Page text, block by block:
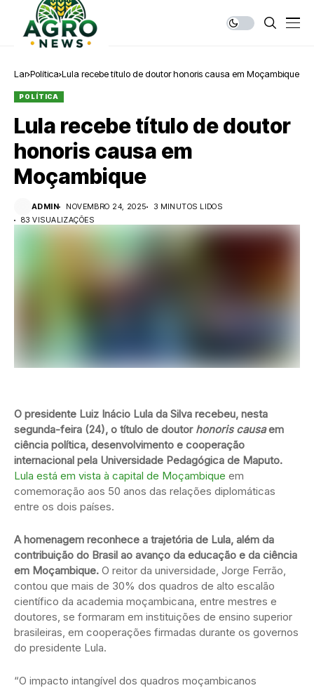
Lar Política Lula recebe título de doutor honoris causa em Moçambique
POLÍTICA
Lula recebe título de doutor
honoris causa em
Moçambique
ADMIN NOVEMBRO 24, 2025
3 MINUTOS LIDOS
83 VISUALIZAÇÕES
O presidente Luiz Inácio Lula da Silva recebeu, nesta
segunda-feira (24), o título de doutor honoris causaem
ciência política, desenvolvimento e cooperação
internacional pela Universidade Pedagógica de Maputo.
Lula está em vista à capital de Moçambique em
comemoração aos 50 anos das relações diplomáticas
entre os dois países.
A homenagem reconhece a trajetória de Lula, além da
contribuição do Brasil ao avanço da educação e da ciência
em Moçambique. O reitor da universidade, Jorge Ferrão,
contou que mais de 30% dos quadros de alto escalão
científico da academia moçambicana, entre mestres e
doutores, se formaram em instituições de ensino superior
brasileiras, em cooperações firmadas durante os governos
do presidente Lula.
“O impacto intangível dos quadros moçambicanos